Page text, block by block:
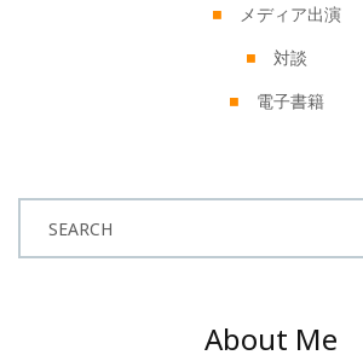
メディア出演
対談
電子書籍
SEARCH
About Me